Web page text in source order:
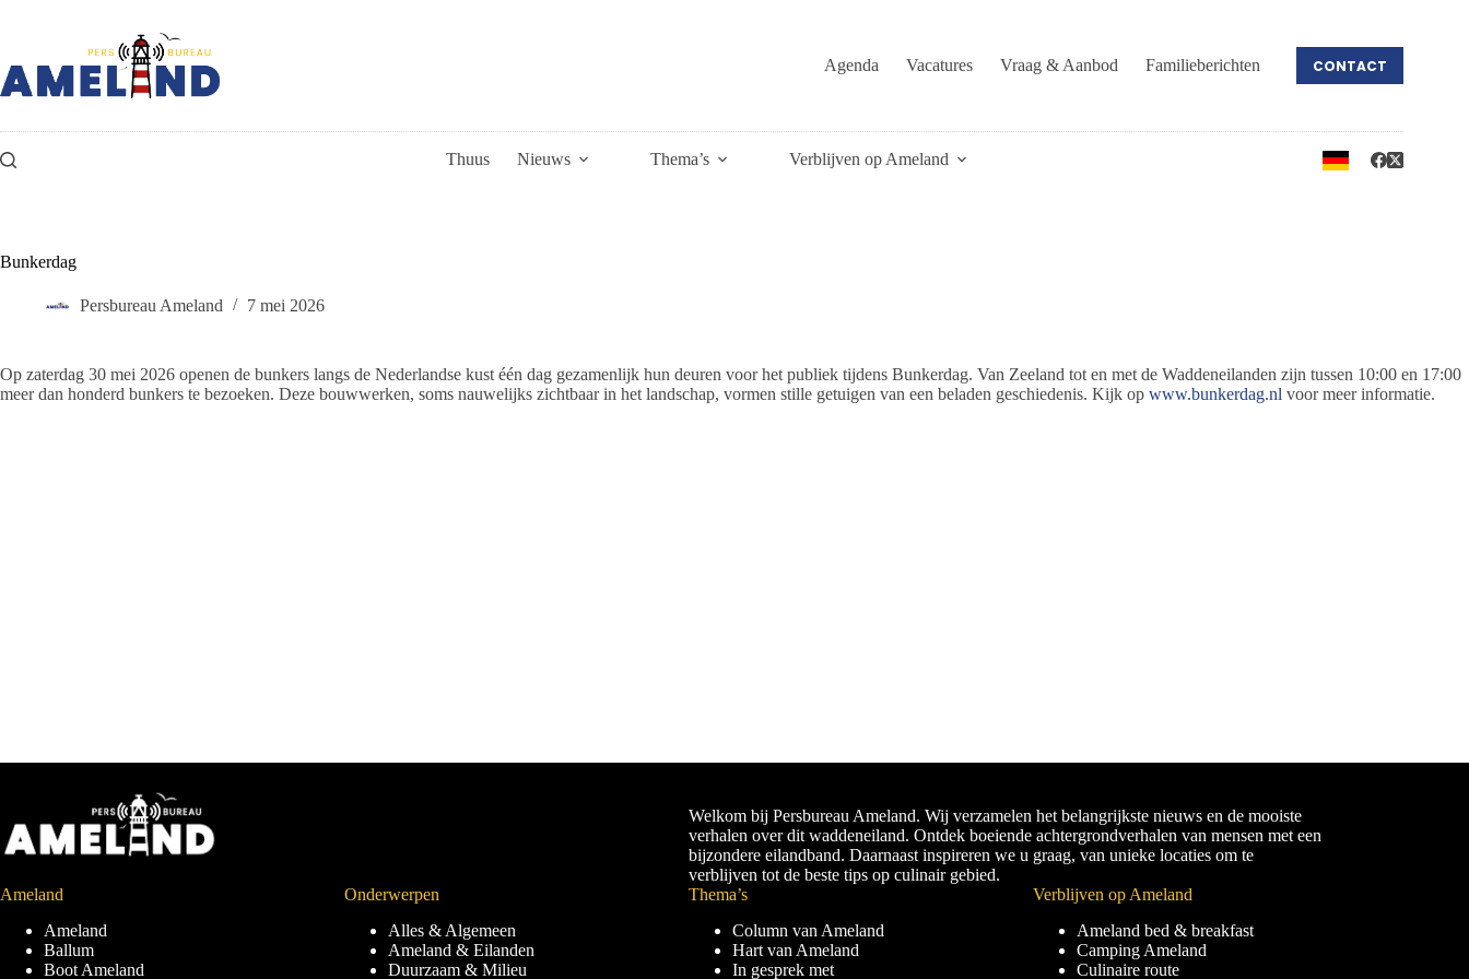
inhoud
Agenda Vacatures Vraag & Aanbod Familieberichten CONTACT
Thuus Nieuws Thema’s Verblijven op Ameland
Bunkerdag
Persbureau Ameland 7 mei 2026
Op zaterdag 30 mei 2026 openen de bunkers langs de Nederlandse kust één dag gezamenlijk hun deuren voor het publiek tijdens Bunkerdag. Van Zeeland tot en met de Waddeneilanden zijn tussen 10:00 en 17:00
meer dan honderd bunkers te bezoeken. Deze bouwwerken, soms nauwelijks zichtbaar in het landschap, vormen stille getuigen van een beladen geschiedenis. Kijk op www.bunkerdag.nl voor meer informatie.
Welkom bij Persbureau Ameland. Wij verzamelen het belangrijkste nieuws en de mooiste
verhalen over dit waddeneiland. Ontdek boeiende achtergrondverhalen van mensen met een
bijzondere eilandband. Daarnaast inspireren we u graag, van unieke locaties om te
verblijven tot de beste tips op culinair gebied.
Ameland
Ameland
Ballum
Boot Ameland
Onderwerpen
Alles & Algemeen
Ameland & Eilanden
Duurzaam & Milieu
Thema’s
Column van Ameland
Hart van Ameland
In gesprek met
Verblijven op Ameland
Ameland bed & breakfast
Camping Ameland
Culinaire route